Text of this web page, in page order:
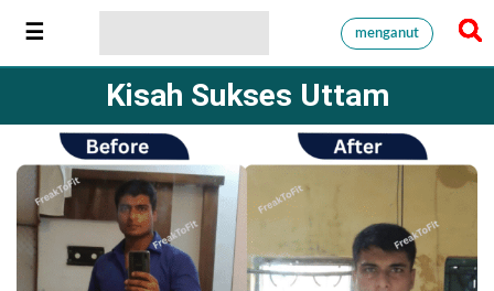
menganut
Kisah Sukses Uttam